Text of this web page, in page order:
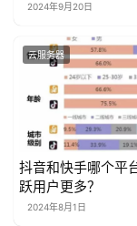
2024年9月20日
云服务器
抖音和快手哪个平
跃用户更多？
2024年8月1日